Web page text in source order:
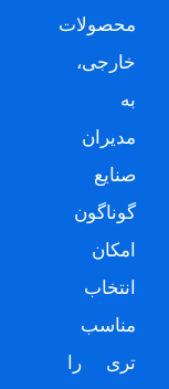
محصولات
خارجی،
به
مدیران
صنایع
گوناگون
امکان
انتخاب
مناسب
تری را